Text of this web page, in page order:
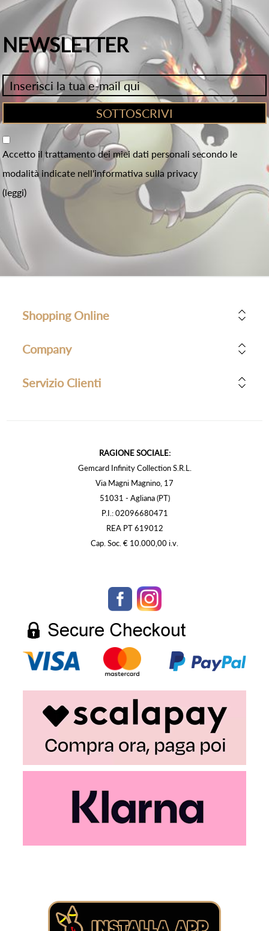
NEWSLETTER
Accetto il trattamento dei miei dati personali secondo le
modalità indicate nell'informativa sulla privacy
(leggi)
Shopping Online
Company
Servizio Clienti
RAGIONE SOCIALE:
Gemcard Infinity Collection S.R.L.
Via Magni Magnino, 17
51031 - Agliana (PT)
P.I.: 02096680471
REA PT 619012
Cap. Soc. € 10.000,00 i.v.